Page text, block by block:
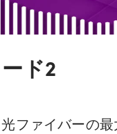
ド2
ファイバーの